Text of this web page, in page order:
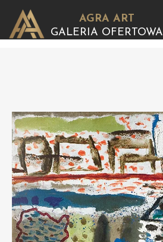
AGRA ART
GALERIA OFERTOWA